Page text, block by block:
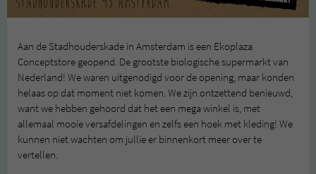
Aan de Stadhouderskade in Amsterdam is een Ekoplaza
Conceptstore geopend. De grootste biologische supermarkt van
Nederland! We waren uitgenodigd voor de opening, maar konden
helaas op dat moment niet komen. We zijn ontzettend benieuwd,
want we hebben gehoord dat het een mega winkel is, met
allemaal mooie versafdelingen en zelfs een hoek met kleding! We
kunnen niet wachten om jullie er binnenkort meer over te
vertellen.